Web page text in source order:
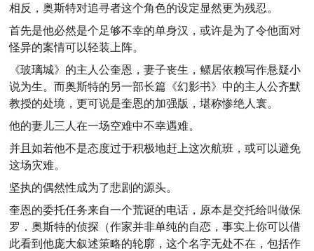
相反，奥斯特对追寻者这个角色的设定显然更为残忍。
首先是他必然是个足够不幸的单身汉，或许是为了令他面对
怪异的案情可以轻装上阵。
《玻璃城》的主人公奎恩，妻子丧生，鳏居依赖写作悬疑小
说为生。而奥斯特的另一部长篇《幻影书》中的主人公齐默
教授的处境，更可说是奎恩的加强版，堪称惨绝人寰。
他的妻儿三人在一场空难中不幸遇难。
并且如若他不是态度过于积极地赶上这次航班，或可以避免
这场灾难。
坚执的偶然性成为了悲剧的源头。
奎恩的委托任务来自一个荒诞的电话，原本是交托给叫做保
罗．奥斯特的侦探（作家并非单纯的自恋，事实上你可以借
此看到他庞大叙述策略的轮廓，这个名字无处不在，包括作